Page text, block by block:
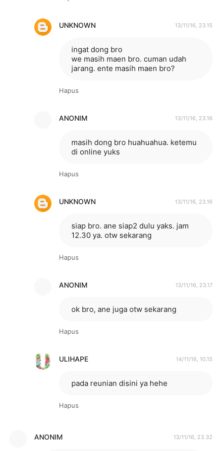
UNKNOWN 13/11/16, 23.15
ingat dong bro
we masih maen bro. cuman udah
jarang. ente masih maen bro?
Hapus
ANONIM 13/11/16, 23.16
masih dong bro huahuahua. ketemu
di online yuks
Hapus
UNKNOWN 13/11/16, 23.16
siap bro. ane siap2 dulu yaks. jam
12.30 ya. otw sekarang
Hapus
ANONIM 13/11/16, 23.17
ok bro, ane juga otw sekarang
Hapus
ULIHAPE 14/11/16, 10.15
pada reunian disini ya hehe
Hapus
ANONIM 13/11/16, 23.32